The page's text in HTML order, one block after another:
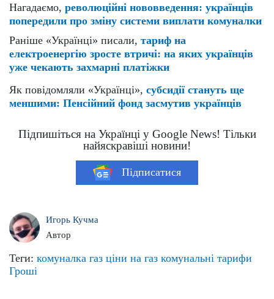
Нагадаємо, революційні нововведення: українців
попередили про зміну системи виплати комуналки
Раніше «Українці» писали, тариф на
електроенергію зросте втричі: на яких українців
уже чекають захмарні платіжки
Як повідомляли «Українці», субсидії стануть ще
меншими: Пенсійний фонд засмутив українців
Підпишіться на Українці у Google News! Тільки
найяскравіші новини!
Підписатися
Игорь Кучма
Автор
Теги: комуналка газ ціни на газ комунальні тарифи
Гроші